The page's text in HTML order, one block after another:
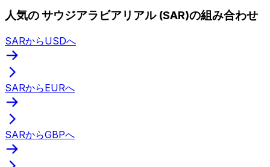
人気の サウジアラビアリアル (SAR)の組み合わせ
SARからUSDへ
SARからEURへ
SARからGBPへ